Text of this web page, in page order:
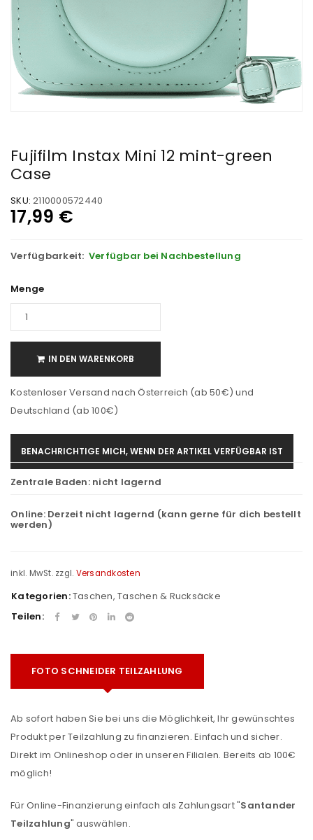
Fujifilm Instax Mini 12 mint-green
Case
SKU: 2110000572440
17,99 €
Verfügbarkeit: Verfügbar bei Nachbestellung
Menge
IN DEN WARENKORB
Kostenloser Versand nach Österreich (ab 50€) und
Deutschland (ab 100€)
BENACHRICHTIGE MICH, WENN DER ARTIKEL VERFÜGBAR IST
Zentrale Baden: nicht lagernd
Online: Derzeit nicht lagernd (kann gerne für dich bestellt
werden)
inkl. MwSt. zzgl. Versandkosten
Kategorien:Taschen, Taschen & Rucksäcke
Teilen:
FOTO SCHNEIDER TEILZAHLUNG
Ab sofort haben Sie bei uns die Möglichkeit, Ihr gewünschtes
Produkt per Teilzahlung zu finanzieren. Einfach und sicher.
Direkt im Onlineshop oder in unseren Filialen. Bereits ab 100€
möglich!
Für Online-Finanzierung einfach als Zahlungsart "Santander
Teilzahlung" auswählen.